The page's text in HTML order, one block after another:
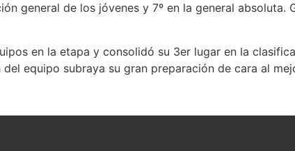
general de los jóvenes y 7º en la general absoluta.
en la etapa y consolidó su 3er lugar en la
equipo subraya su gran preparación de cara al